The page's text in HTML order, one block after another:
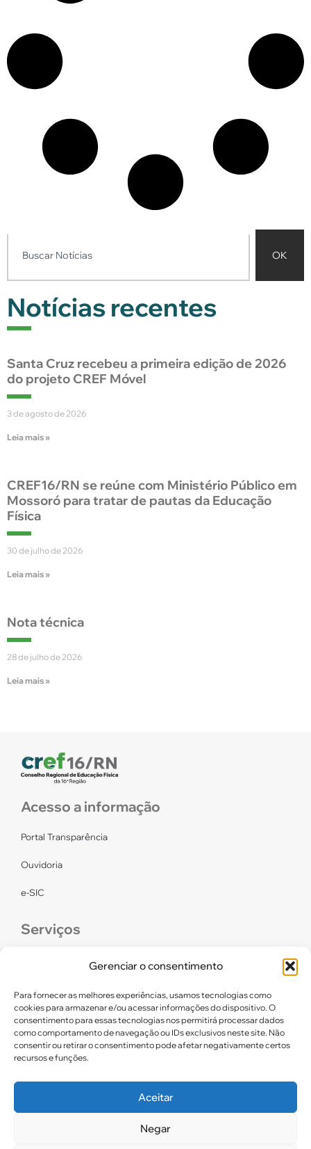
Gerenciar o consentimento
Para fornecer as melhores experiências, usamos tecnologias como
cookies para armazenar e/ou acessar informações do dispositivo. O
consentimento para essas tecnologias nos permitirá processar dados
como comportamento de navegação ou IDs exclusivos neste site. Não
consentir ou retirar o consentimento pode afetar negativamente certos
recursos e funções.
Aceitar
Negar
OK
Notícias recentes
Santa Cruz recebeu a primeira edição de 2026
do projeto CREF Móvel
3 de agosto de 2026
Leia mais »
CREF16/RN se reúne com Ministério Público em
Mossoró para tratar de pautas da Educação
Física
30 de julho de 2026
Leia mais »
Nota técnica
28 de julho de 2026
Leia mais »
Acesso a informação
Portal Transparência
Ouvidoria
e-SIC
Serviços
Links úteis
Certidão de Quitação Eleitoral
Parceiros CREF16